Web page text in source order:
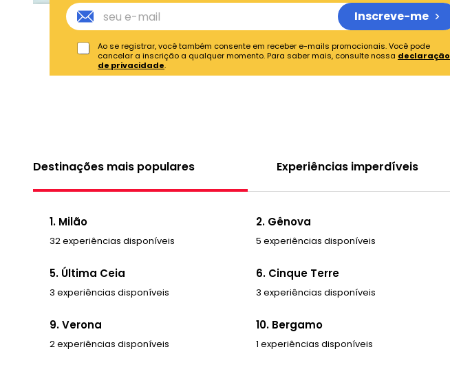
Ao se registrar, você também consente em receber e-mails promocionais. Você pode
cancelar a inscrição a qualquer momento. Para saber mais, consulte nossa declaração
de privacidade.
Inscreve-me
Destinações mais populares Experiências imperdíveis
1. Milão
32 experiências disponíveis
2. Gênova
5 experiências disponíveis
5. Última Ceia
3 experiências disponíveis
6. Cinque Terre
3 experiências disponíveis
9. Verona
2 experiências disponíveis
10. Bergamo
1 experiências disponíveis